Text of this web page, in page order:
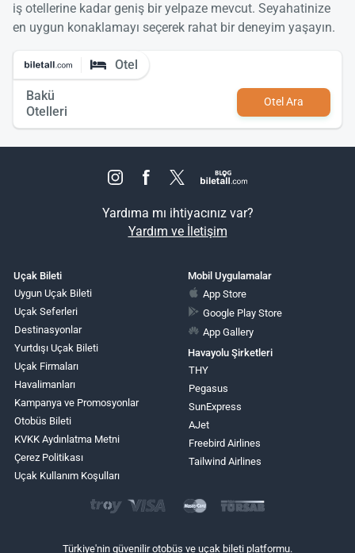
iş otellerine kadar geniş bir yelpaze mevcut. Seyahatinize
en uygun konaklamayı seçerek rahat bir deneyim yaşayın.
Otel
Bakü
Otelleri
Otel Ara
Yardıma mı ihtiyacınız var?
Yardım ve İletişim
Uçak Bileti
Uygun Uçak Bileti
Uçak Seferleri
Destinasyonlar
Yurtdışı Uçak Bileti
Uçak Firmaları
Havalimanları
Kampanya ve Promosyonlar
Otobüs Bileti
KVKK Aydınlatma Metni
Çerez Politikası
Uçak Kullanım Koşulları
Mobil Uygulamalar
App Store
Google Play Store
App Gallery
Havayolu Şirketleri
THY
Pegasus
SunExpress
AJet
Freebird Airlines
Tailwind Airlines
Türkiye'nin güvenilir otobüs ve uçak bileti platformu.